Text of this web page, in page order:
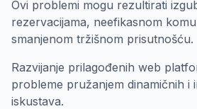
Ovi problemi mogu rezultirati
rezervacijama, neefikasnom
smanjenom tržišnom prisutnošću.
Razvijanje prilagođenih web
probleme pružanjem dinamičnih i
iskustava.